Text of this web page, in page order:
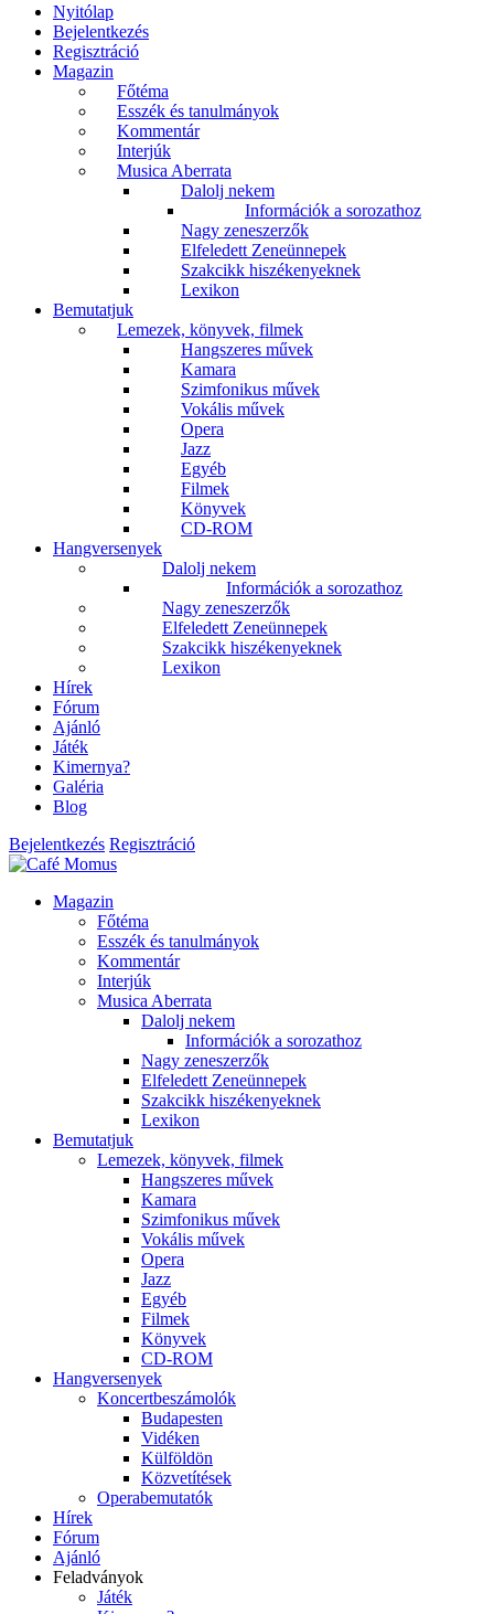
Nyitólap
Bejelentkezés
Regisztráció
Magazin
Főtéma
Esszék és tanulmányok
Kommentár
Interjúk
Musica Aberrata
Dalolj nekem
Információk a sorozathoz
Nagy zeneszerzők
Elfeledett Zeneünnepek
Szakcikk hiszékenyeknek
Lexikon
Bemutatjuk
Lemezek, könyvek, filmek
Hangszeres művek
Kamara
Szimfonikus művek
Vokális művek
Opera
Jazz
Egyéb
Filmek
Könyvek
CD-ROM
Hangversenyek
Dalolj nekem
Információk a sorozathoz
Nagy zeneszerzők
Elfeledett Zeneünnepek
Szakcikk hiszékenyeknek
Lexikon
Hírek
Fórum
Ajánló
Játék
Kimernya?
Galéria
Blog
Bejelentkezés Regisztráció
Magazin
Főtéma
Esszék és tanulmányok
Kommentár
Interjúk
Musica Aberrata
Dalolj nekem
Információk a sorozathoz
Nagy zeneszerzők
Elfeledett Zeneünnepek
Szakcikk hiszékenyeknek
Lexikon
Bemutatjuk
Lemezek, könyvek, filmek
Hangszeres művek
Kamara
Szimfonikus művek
Vokális művek
Opera
Jazz
Egyéb
Filmek
Könyvek
CD-ROM
Hangversenyek
Koncertbeszámolók
Budapesten
Vidéken
Külföldön
Közvetítések
Operabemutatók
Hírek
Fórum
Ajánló
Feladványok
Játék